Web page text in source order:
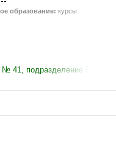
образование: курсы
41, подразделение Внуково